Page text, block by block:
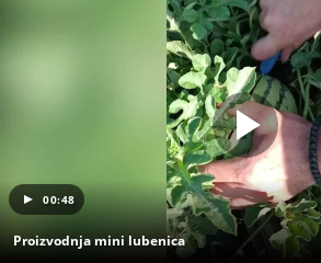
00:48
Proizvodnja mini lubenica